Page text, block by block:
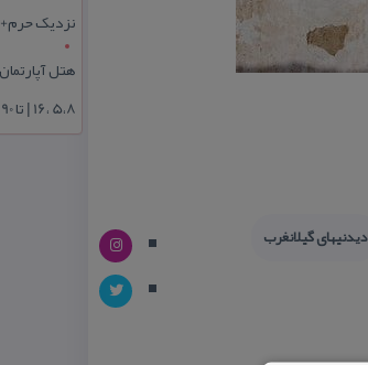
دیدنیهای گیلانغرب
نزدیک حرم+50% تخفیف
5،8 ،16 | تا 90 % تخفیف